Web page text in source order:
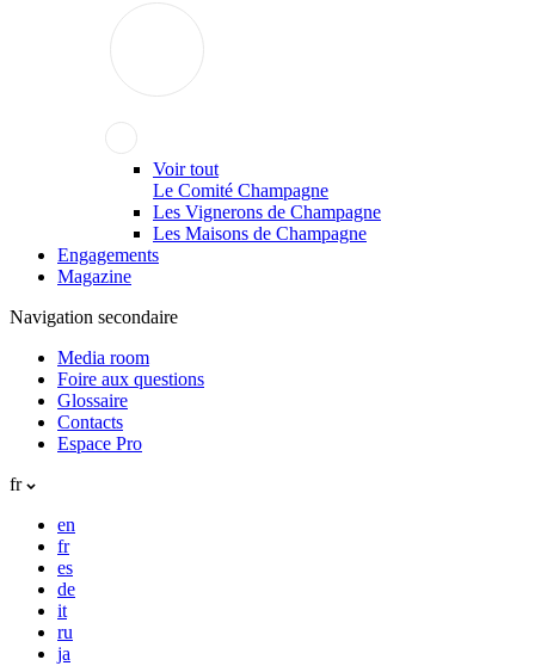
Voir tout
Le Comité Champagne
Les Vignerons de Champagne
Les Maisons de Champagne
Engagements
Magazine
Navigation secondaire
Media room
Foire aux questions
Glossaire
Contacts
Espace Pro
fr
en
fr
es
de
it
ru
ja